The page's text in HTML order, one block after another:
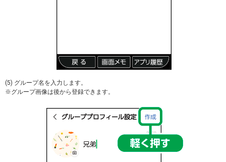
(5) グループ名を入力します。
※グループ画像は後から登録できます。